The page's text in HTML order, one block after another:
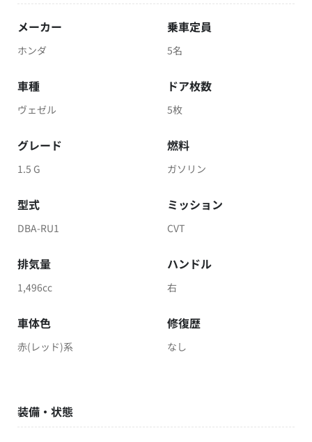
メーカー
ホンダ
乗車定員
5名
車種
ヴェゼル
ドア枚数
5枚
グレード
1.5 G
燃料
ガソリン
型式
DBA-RU1
ミッション
CVT
排気量
1,496cc
ハンドル
右
車体色
赤(レッド)系
修復歴
なし
装備・状態